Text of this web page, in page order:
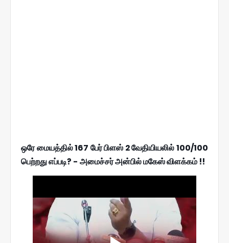
ஒரே மையத்தில் 167 பேர் பிளஸ் 2 வேதியியலில் 100/100
பெற்றது எப்படி? - அமைச்சர் அன்பில் மகேஸ் விளக்கம் !!